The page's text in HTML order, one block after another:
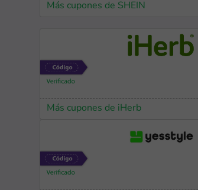
Más cupones de SHEIN
Más cupones de iHerb